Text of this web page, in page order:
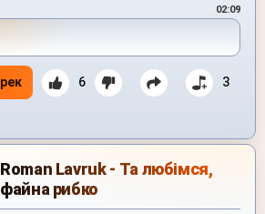
02:09
6 3
Roman Lavruk - Та любімся,
файна рибко